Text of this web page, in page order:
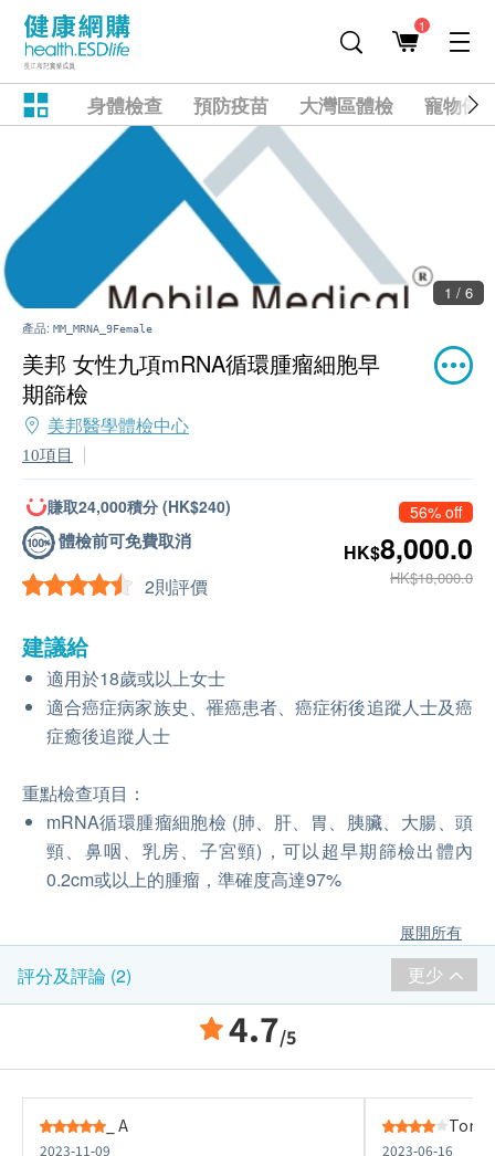
1
身體檢查 預防疫苗 大灣區體檢 寵物健
1 / 6
產品: MM_MRNA_9Female
美邦 女性九項mRNA循環腫瘤細胞早
期篩檢
美邦醫學體檢中心
10項目
賺取24,000積分 (HK$240)
體檢前可免費取消
2則評價
56% off
HK$8,000.0
HK$18,000.0
建議給
適用於18歲或以上女士
適合癌症病家族史、罹癌患者、癌症術後追蹤人士及癌
症癒後追蹤人士
重點檢查項目：
mRNA循環腫瘤細胞檢 (肺、肝、胃、胰臟、大腸、頭
頸、鼻咽、乳房、子宮頸)，可以超早期篩檢出體內
0.2cm或以上的腫瘤，準確度高達97%
展開所有
評分及評論 (2) 更少
4.7/5
_ A
2023-11-09
Tong
2023-06-16